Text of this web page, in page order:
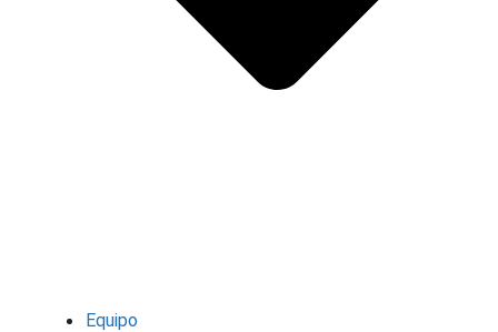
Equipo